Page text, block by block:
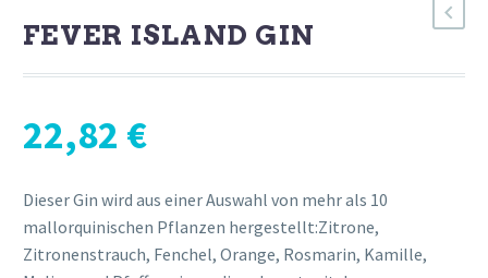
FEVER ISLAND GIN
22,82 €
Dieser Gin wird aus einer Auswahl von mehr als 10
mallorquinischen Pflanzen hergestellt:Zitrone,
Zitronenstrauch, Fenchel, Orange, Rosmarin, Kamille,